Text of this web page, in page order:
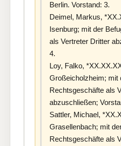
Berlin. Vorstand: 3.
Deimel, Markus,
Isenburg; mit der
als Vertreter Dritter
4.
Loy, Falko,
Großeicholzheim; mit
Rechtsgeschäfte als
abzuschließen;
Sattler, Michael,
Grasellenbach; mit
Rechtsgeschäfte als